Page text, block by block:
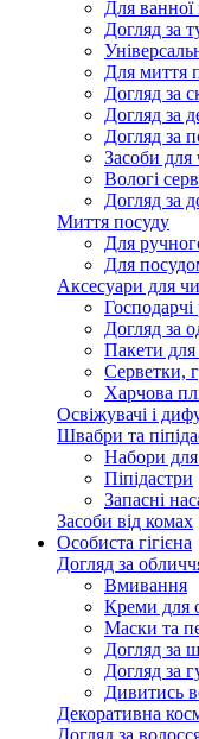
Для ванної
Догляд за
Для миття
Догляд за
Догляд за
Догляд за
Засоби
Вологі
Догляд за
Миття посуду
Для
Для
Аксесуари для
Догляд за
Пакети для
Серветки,
Харчова
Освіжувачі і
Швабри та
Набори
Піпідастри
Запасні
Засоби від комах
Особиста гігієна
Догляд за
Вмивання
Креми для
Маски та
Догляд за
Догляд за
Дивитись
Декоративна
Догляд за